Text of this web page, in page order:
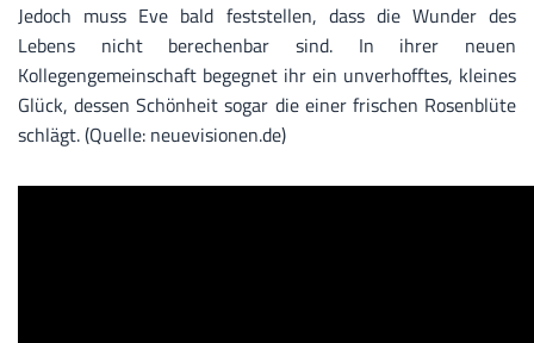
Jedoch muss Eve bald feststellen, dass die Wunder des
Lebens nicht berechenbar sind. In ihrer neuen
Kollegengemeinschaft begegnet ihr ein unverhofftes, kleines
Glück, dessen Schönheit sogar die einer frischen Rosenblüte
schlägt. (Quelle: neuevisionen.de)